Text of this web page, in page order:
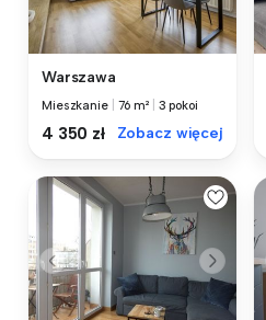
Warszawa
Mieszkanie 76 m² 3 pokoi
4 350 zł Zobacz więcej